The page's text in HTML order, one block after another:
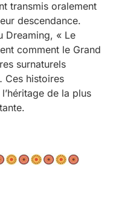
transmis oralement
descendance.
Dreaming, « Le
comment le Grand
surnaturels
Ces histoires
de la plus